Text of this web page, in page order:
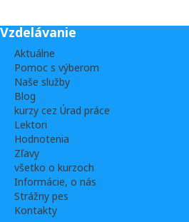
Vzdelávanie
Aktuálne
Pomoc s výberom
Naše služby
Blog
kurzy cez Úrad práce
Lektori
Hodnotenia
Zľavy
všetko o kurzoch
Informácie, o nás
Strážny pes
Kontakty